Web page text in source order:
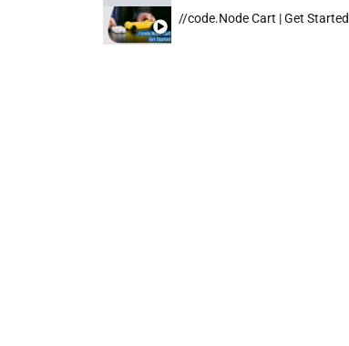
//code.Node Cart | Get Started